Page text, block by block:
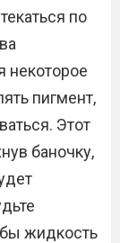
по
некоторое
пигмент,
Этот
баночку,
жидкость